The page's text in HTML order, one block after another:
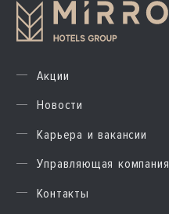
Акции
Новости
Карьера и вакансии
Управляющая компания
Контакты